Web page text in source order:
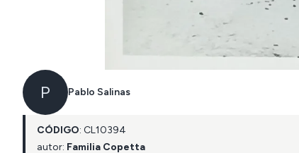
P Pablo Salinas
CÓDIGO: CL10394
autor: Familia Copetta